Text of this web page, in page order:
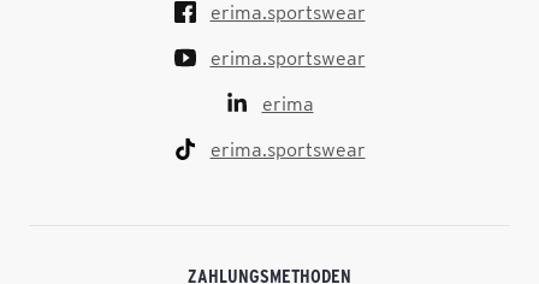
erima.sportswear
erima.sportswear
erima
erima.sportswear
ZAHLUNGSMETHODEN